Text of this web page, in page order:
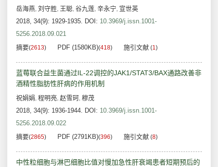
岳海燕, 刘守胜, 王聪, 谷九莲, 辛永宁, 宣世英
2018, 34(9): 1929-1935. DOI: 10.3969/j.issn.1001-
5256.2018.09.021
摘要(2613) PDF (1580KB)(418) 施引文献 (1)
蓝莓联合益生菌通过IL-22调控的JAK1/STAT3/BAX通路改善非
酒精性脂肪性肝病的作用机制
祝娟娟, 程明亮, 赵雪珂, 穆茂
2018, 34(9): 1936-1944. DOI: 10.3969/j.issn.1001-
5256.2018.09.022
摘要(2865) PDF (2791KB)(396) 施引文献 (8)
中性粒细胞与淋巴细胞比值对慢加急性肝衰竭患者短期预后的